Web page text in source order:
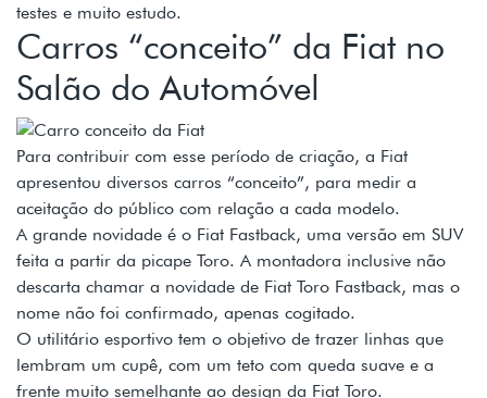
testes e muito estudo.
Carros “conceito” da Fiat no
Salão do Automóvel
Para contribuir com esse período de criação, a Fiat
apresentou diversos carros “conceito”, para medir a
aceitação do público com relação a cada modelo.
A grande novidade é o Fiat Fastback, uma versão em SUV
feita a partir da picape Toro. A montadora inclusive não
descarta chamar a novidade de Fiat Toro Fastback, mas o
nome não foi confirmado, apenas cogitado.
O utilitário esportivo tem o objetivo de trazer linhas que
lembram um cupê, com um teto com queda suave e a
frente muito semelhante ao design da Fiat Toro.